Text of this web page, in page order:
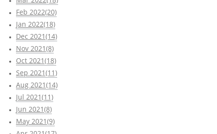
Feb 2022(20)
Jan 2022(18)
Dec 2021(14)
Nov 2021(8)
Oct 2021(18)
Sep 2021(11)
Aug 2021(14)
Jul 2021(11)
Jun 2021(8)
May 2021(9)